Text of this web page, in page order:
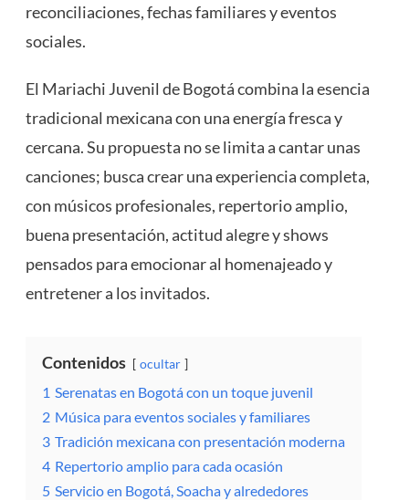
reconciliaciones, fechas familiares y eventos
sociales.
El Mariachi Juvenil de Bogotá combina la esencia
tradicional mexicana con una energía fresca y
cercana. Su propuesta no se limita a cantar unas
canciones; busca crear una experiencia completa,
con músicos profesionales, repertorio amplio,
buena presentación, actitud alegre y shows
pensados para emocionar al homenajeado y
entretener a los invitados.
Contenidos ocultar
1 Serenatas en Bogotá con un toque juvenil
2 Música para eventos sociales y familiares
3 Tradición mexicana con presentación moderna
4 Repertorio amplio para cada ocasión
5 Servicio en Bogotá, Soacha y alrededores